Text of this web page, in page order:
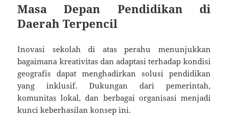
Masa Depan Pendidikan di
Daerah Terpencil
Inovasi sekolah di atas perahu menunjukkan
bagaimana kreativitas dan adaptasi terhadap kondisi
geografis dapat menghadirkan solusi pendidikan
yang inklusif. Dukungan dari pemerintah,
komunitas lokal, dan berbagai organisasi menjadi
kunci keberhasilan konsep ini.